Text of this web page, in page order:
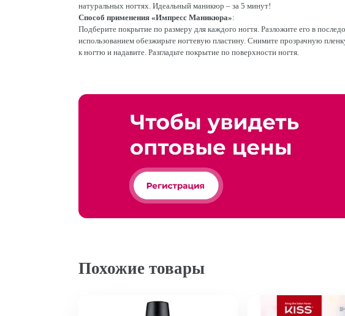
натуральных ногтях. Идеальный маникюр – за 5 минут!
Способ применения «Импресс Маникюра»:
Подберите покрытие по размеру для каждого ногтя. Разложите его в
использованием обезжирьте ногтевую пластину. Снимите прозрачную
к ногтю и надавите. Разгладьте покрытие по поверхности ногтя.
Похожие товары